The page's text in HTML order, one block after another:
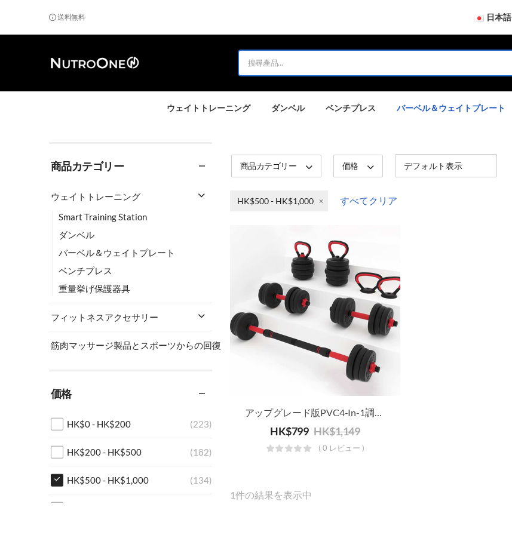
送料無料 日本語
ウェイトトレーニング ダンベル ベンチプレス バーベル＆ウェイトプレート
商品カテゴリー
ウェイトトレーニング
Smart Training Station
ダンベル
バーベル＆ウェイトプレート
ベンチプレス
重量挙げ保護器具
フィットネスアクセサリー
筋肉マッサージ製品とスポーツからの回復
価格
HK$0- HK$200 (223)
HK$200- HK$500 (182)
HK$500- HK$1,000 (134)
商品カテゴリー 価格
HK$500 - HK$1,000 すべてクリア
アップグレード版PVC4-In-1調整可能ダンベル‧バーベル‧ケトルベルセット‧プッシュアップスタンド
HK$799 HK$1,149
( 0 レビュー )
1件の結果を表示中